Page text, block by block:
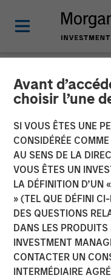
Avant
choisir l’une
SI VOUS ÊTES UNE
CONSIDÉRÉE
AU SENS DE LA
VOUS ÊTES UN
LA DÉFINITION D’UN
» (TEL QUE DÉFINI
DES QUESTIONS
DANS LES
INVESTMENT
CONTACTER UN
INTERMÉDIAIRE
NEWSROOM
Morgan
Credit
Valley
Recapitalization will
reimagination of
after a promising 2023